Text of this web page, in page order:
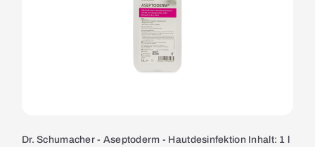
Dr. Schumacher - Aseptoderm - Hautdesinfektion Inhalt: 1 l